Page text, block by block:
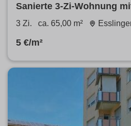
Sanierte 3-Zi-Wohnung
Esslingen bei Stuttgart
3 Zi. ca. 65,00 m²
5 €/m²